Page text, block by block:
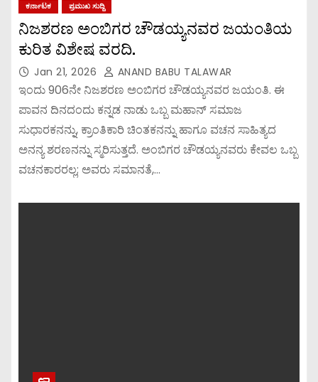
ಕರ್ನಾಟಕ ಪ್ರಮುಖ ಸುದ್ದಿ
ನಿಜಶರಣ ಅಂಬಿಗರ ಚೌಡಯ್ಯನವರ ಜಯಂತಿಯ
ಕುರಿತ ವಿಶೇಷ ವರದಿ.
Jan 21, 2026 ANAND BABU TALAWAR
ಇಂದು 906ನೇ ನಿಜಶರಣ ಅಂಬಿಗರ ಚೌಡಯ್ಯನವರ ಜಯಂತಿ. ಈ
ಪಾವನ ದಿನದಂದು ಕನ್ನಡ ನಾಡು ಒಬ್ಬ ಮಹಾನ್ ಸಮಾಜ
ಸುಧಾರಕನನ್ನು, ಕ್ರಾಂತಿಕಾರಿ ಚಿಂತಕನನ್ನು ಹಾಗೂ ವಚನ ಸಾಹಿತ್ಯದ
ಅನನ್ಯ ಶರಣನನ್ನು ಸ್ಮರಿಸುತ್ತದೆ. ಅಂಬಿಗರ ಚೌಡಯ್ಯನವರು ಕೇವಲ ಒಬ್ಬ
ವಚನಕಾರರಲ್ಲ; ಅವರು ಸಮಾನತೆ,…